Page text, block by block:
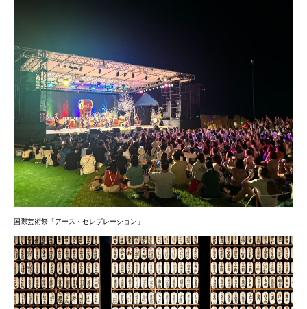
国際芸術祭「アース・セレブレーション」